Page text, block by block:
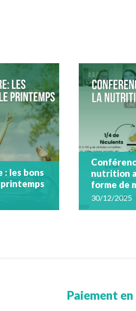
les bons
nutrition
forme de
30/12/2025
Paiement